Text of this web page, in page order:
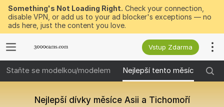
Something's Not Loading Right. Check your connection,
disable VPN, or add us to your ad blocker's exceptions — no
ads here, just the content you love.
Vstup Zdarma
Staňte se modelkou/modelem Nejlepší tento měsíc
Nejlepší dívky měsíce Asii a Tichomoří